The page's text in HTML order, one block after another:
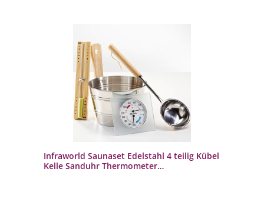
Infraworld Saunaset Edelstahl 4 teilig Kübel
Kelle Sanduhr Thermometer